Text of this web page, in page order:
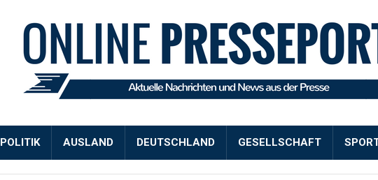
POLITIK AUSLAND DEUTSCHLAND GESELLSCHAFT